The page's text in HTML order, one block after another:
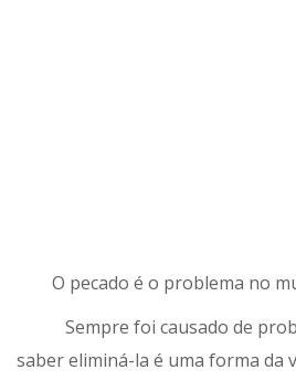
O pecado é o problema no
Sempre foi causado de
saber eliminá-la é uma forma da